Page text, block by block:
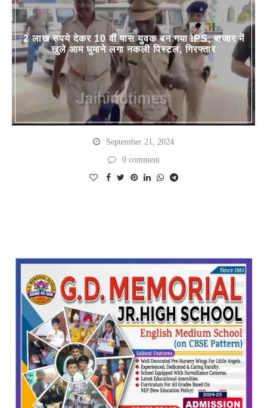
2 लाख रुपये देकर 10 वीं पास युवक बन गया IPS, बाजार में
खुले आम घुमाने लगा नकली पिस्टल, गिरफ्तार
September 21, 2024
0 comment